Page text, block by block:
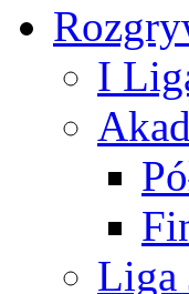
I
Liga